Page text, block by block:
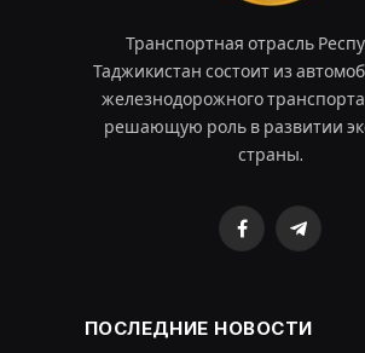
Транспортная отрасль
Таджикистан состоит из
железнодорожного
решающую роль в развитии
страны.
FacebookTelegram
ПОСЛЕДНИЕ НОВОСТИ